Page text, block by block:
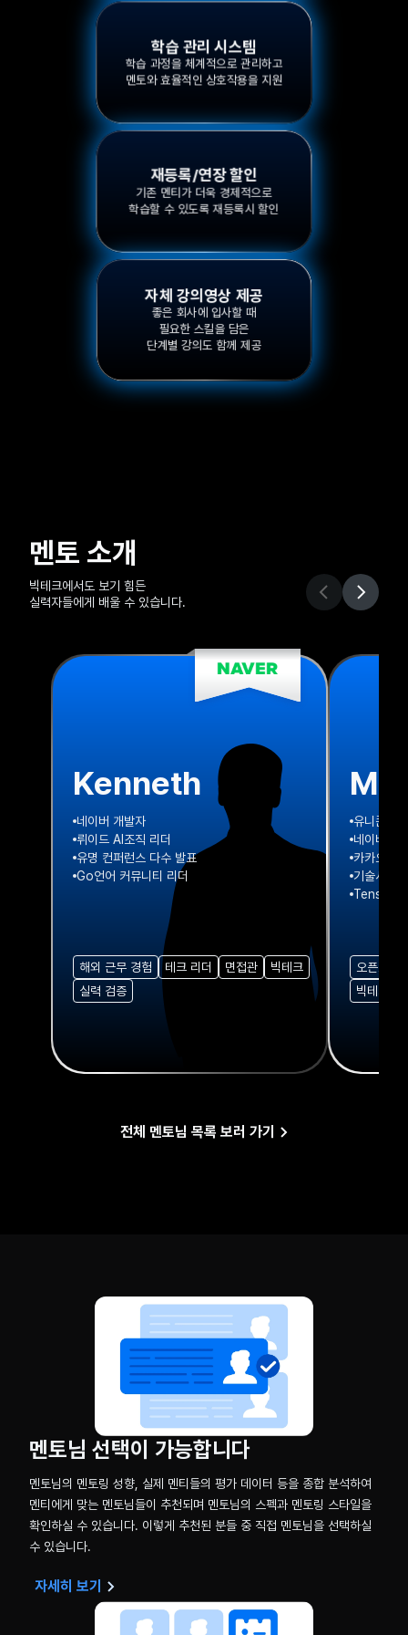
학습 관리 시스템
학습 과정을 체계적으로 관리하고
멘토와 효율적인 상호작용을 지원
재등록/연장 할인
기존 멘티가 더욱 경제적으로
학습할 수 있도록 재등록시 할인
자체 강의영상 제공
좋은 회사에 입사할 때
필요한 스킬을 담은
단계별 강의도 함께 제공
멘토 소개
빅테크에서도 보기 힘든
실력자들에게 배울 수 있습니다.
Kenneth
네이버 개발자
뤼이드 AI조직 리더
유명 컨퍼런스 다수 발표
Go언어 커뮤니티 리더
해외 근무 경험 테크 리더 면접관
빅테크
실력 검증
유니콘 기
네이버 개
카카오 개
기술서적
오픈소스
빅테크
전체 멘토님 목록 보러 가기
멘토님 선택이 가능합니다
멘토님의 멘토링 성향, 실제 멘티들의 평가 데이터 등을 종합 분석하여
멘티에게 맞는 멘토님들이 추천되며 멘토님의 스펙과 멘토링 스타일을
확인하실 수 있습니다. 이렇게 추천된 분들 중 직접 멘토님을 선택하실
수 있습니다.
자세히 보기